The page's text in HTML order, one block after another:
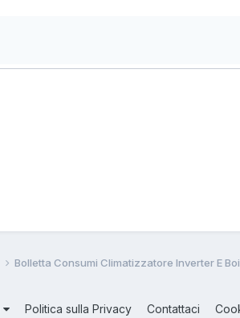
Bolletta Consumi Climatizzatore Inverter E
Politica sulla Privacy Contattaci